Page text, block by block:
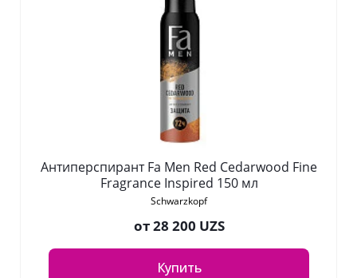
Антиперспирант Fa Men Red Cedarwood Fine
Fragrance Inspired 150 мл
Schwarzkopf
от28 200 UZS
Купить